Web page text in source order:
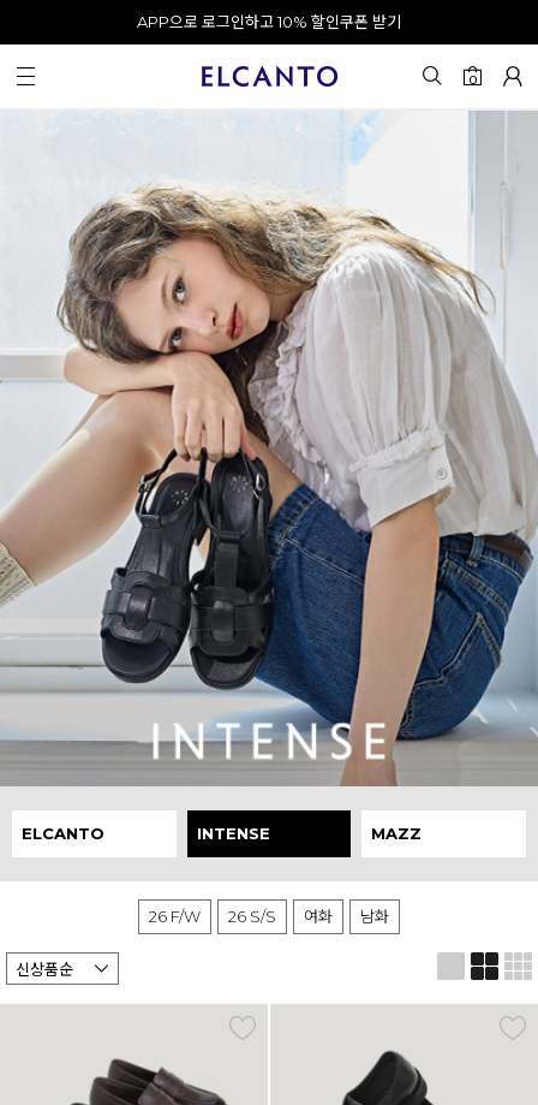
오전 10시 이전 결제 완료 시 오늘 출발!
0
ELCANTO INTENSE MAZZ
26 F/W 26 S/S 여화 남화